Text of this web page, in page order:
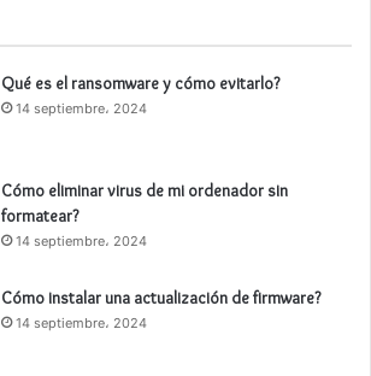
Qué es el ransomware y cómo evitarlo?
14 septiembre، 2024
Cómo eliminar virus de mi ordenador sin
formatear?
14 septiembre، 2024
Cómo instalar una actualización de firmware?
14 septiembre، 2024